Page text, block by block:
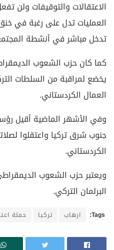
الاعتقالات والتوقيفات ولن
العمليات تدل على رغبة في
تدخل مباشر في أنشطة
كما كان حزب الشعوب
يخضع لمراقبة من السلطات
العمال الكردستاني.
وفي الأشهر الماضية أقيل
جنوب شرق تركيا واعتقلوا
الكردستاني.
ويعتبر حزب الشعوب
البرلمان التركي.
Tags: ارهاب تركيا حملة